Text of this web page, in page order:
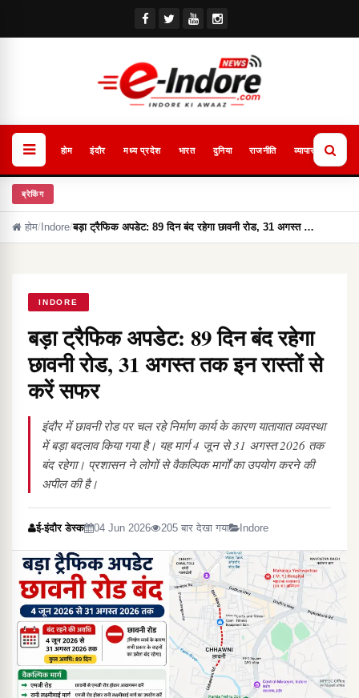
होम इंदौर मध्य प्रदेश भारत दुनिया राजनीति व्यापार खेल
ब्रेकिंग
होम/ Indore/बड़ा ट्रैफिक अपडेट: 89 दिन बंद रहेगा छावनी रोड, 31 अगस्त …
INDORE
बड़ा ट्रैफिक अपडेट: 89 दिन बंद रहेगा
छावनी रोड, 31 अगस्त तक इन रास्तों से
करें सफर
इंदौर में छावनी रोड पर चल रहे निर्माण कार्य के कारण यातायात व्यवस्था
में बड़ा बदलाव किया गया है। यह मार्ग 4 जून से 31 अगस्त 2026 तक
बंद रहेगा। प्रशासन ने लोगों से वैकल्पिक मार्गों का उपयोग करने की
अपील की है।
ई-इंदौर डेस्क 04 Jun 2026 205 बार देखा गया Indore